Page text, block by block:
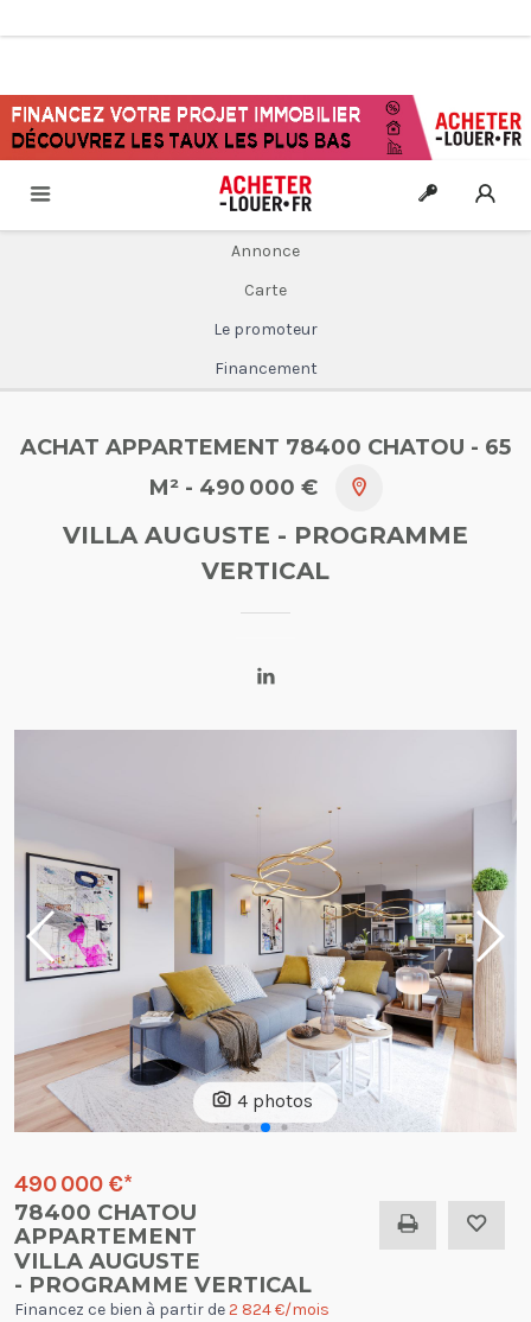
Annonce
Carte
Le promoteur
Financement
ACHAT APPARTEMENT 78400 CHATOU - 65
M²- 490 000 €
VILLA AUGUSTE - PROGRAMME
VERTICAL
4 photos
490 000 €*
78400 CHATOU
APPARTEMENT
VILLA AUGUSTE
- PROGRAMME VERTICAL
Financez ce bien à partir de2 824 €/mois